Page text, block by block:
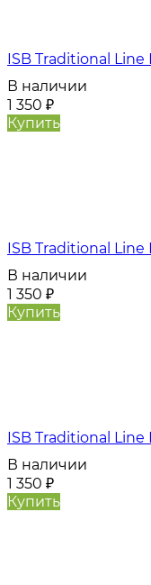
ISB Traditional
В наличии
1 350 ₽
Купить
ISB Traditional
В наличии
1 350 ₽
Купить
ISB Traditional
В наличии
1 350 ₽
Купить